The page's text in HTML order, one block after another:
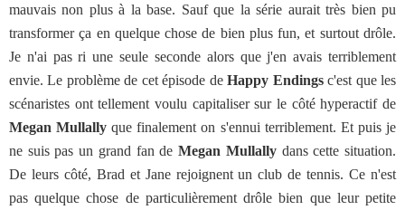
mauvais non plus à la base. Sauf que la série aurait très bien pu
transformer ça en quelque chose de bien plus fun, et surtout drôle.
Je n'ai pas ri une seule seconde alors que j'en avais terriblement
envie. Le problème de cet épisode deHappy Endingsc'est que les
scénaristes ont tellement voulu capitaliser sur le côté hyperactif de
Megan Mullally que finalement on s'ennui terriblement. Et puis je
ne suis pas un grand fan deMegan Mullallydans cette situation.
De leurs côté, Brad et Jane rejoignent un club de tennis. Ce n'est
pas quelque chose de particulièrement drôle bien que leur petite